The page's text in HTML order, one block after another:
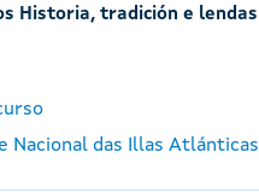
Historia, tradición e lendas
Nacional das Illas Atlánticas